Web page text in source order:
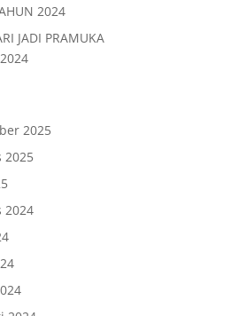
2024
JADI PRAMUKA
2025
2025
2024